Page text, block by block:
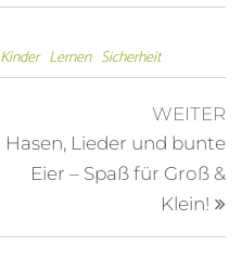
Kinder Lernen Sicherheit
WEITER
Hasen, Lieder und bunte
Eier – Spaß für Groß &
Klein!